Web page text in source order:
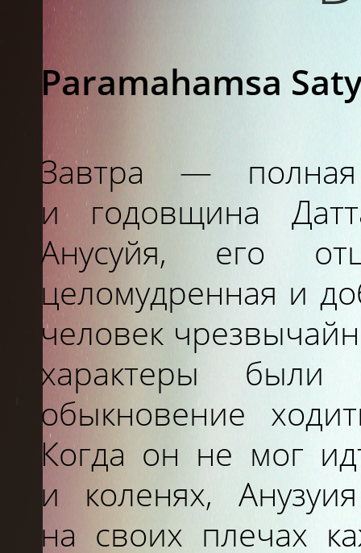
Paramahamsa
Завтра —
игодовщина
Анусуйя, его
целомудренная и
человек
характеры
обыкновение
Когда он не мог
и коленях,
на своих плечах